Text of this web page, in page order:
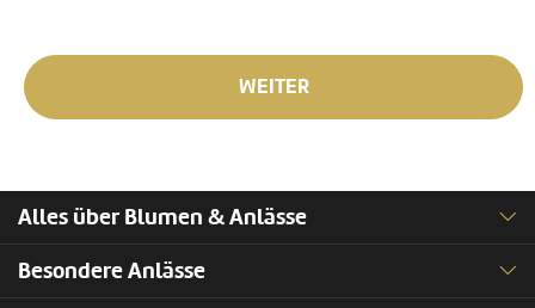
WEITER
Alles über Blumen & Anlässe
Besondere Anlässe